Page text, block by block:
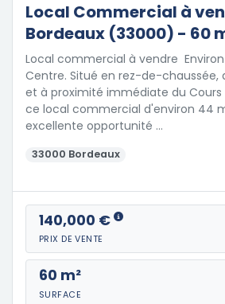
Local Commercial à
Bordeaux (33000) - 60
Local commercial à vendre  Environ
Centre. Situé en rez-de-chaussée,
et à proximité immédiate du Cours
ce local commercial d'environ 44
excellente opportunité …
33000 Bordeaux
140,000 €
PRIX DE VENTE
60 m²
SURFACE